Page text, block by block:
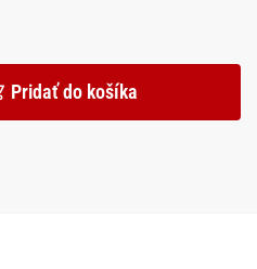
Pridať do košíka